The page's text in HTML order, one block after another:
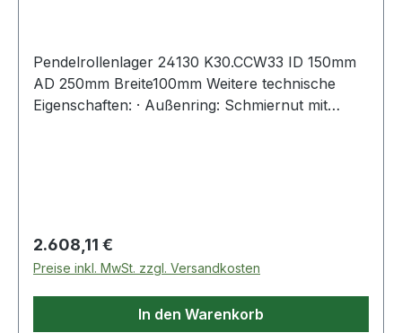
Pendelrollenlager 24130 K30.CCW33 ID 150mm
AD 250mm Breite100mm Weitere technische
Eigenschaften: · Außenring: Schmiernut mit
Regulärer Preis:
2.608,11 €
Preise inkl. MwSt. zzgl. Versandkosten
In den Warenkorb